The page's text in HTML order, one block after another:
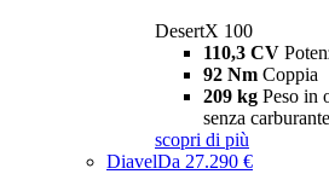
DesertX 100
110,3 CV
92 Nm Coppia
209 kg Peso in
senza carburante
scopri di più
DiavelDa 27.290 €